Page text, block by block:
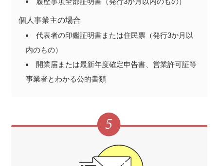
個人事業主の場合
代表者の印鑑証明書または住民票（発行3か月以
内のもの）
開業届または最新年度確定申告書、営業許可証等
事業者とわかる公的書類